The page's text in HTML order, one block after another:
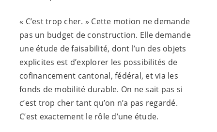
« C’est trop cher. » Cette motion ne demande
pas un budget de construction. Elle demande
une étude de faisabilité, dont l’un des objets
explicites est d’explorer les possibilités de
cofinancement cantonal, fédéral, et via les
fonds de mobilité durable. On ne sait pas si
c’est trop cher tant qu’on n’a pas regardé.
C’est exactement le rôle d’une étude.